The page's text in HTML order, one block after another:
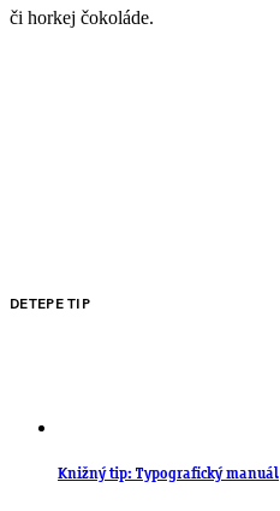
či horkej čokoláde.
DETEPE TIP
Knižný tip: Typografický manuál